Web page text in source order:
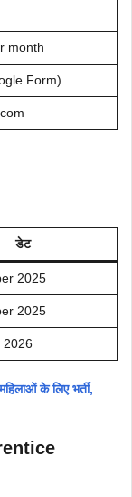
month
Form)
डेट
2025
2025
2026
के लिए भर्ती,